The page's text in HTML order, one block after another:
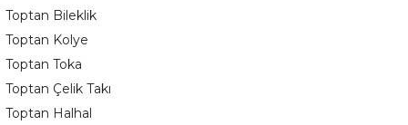
Toptan Bileklik
Toptan Kolye
Toptan Toka
Toptan Çelik Takı
Toptan Halhal